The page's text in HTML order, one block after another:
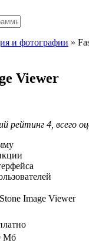
и фотографии »
Viewer
рейтинг 4, всего
Image Viewer
Мб